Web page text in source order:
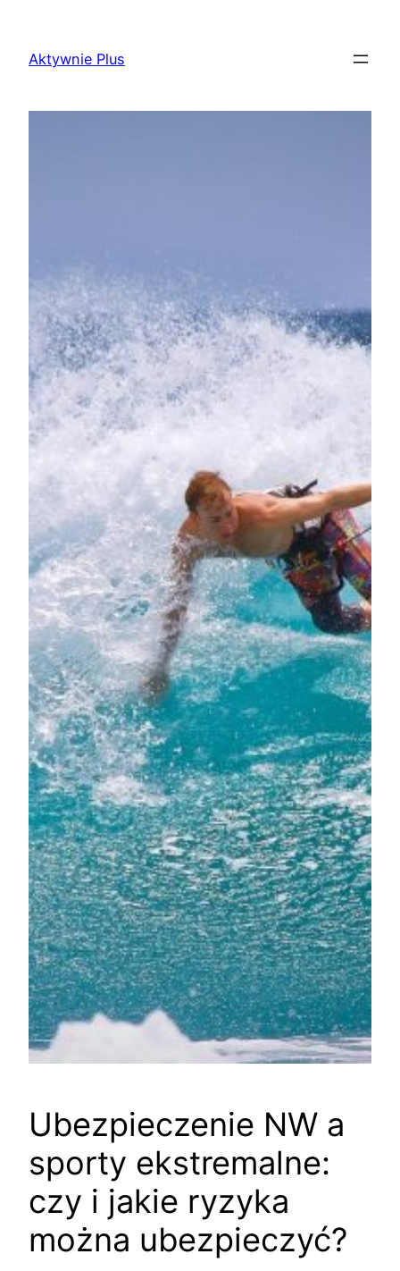
treściAktywnie Plus
Ubezpieczenie NW a
sporty ekstremalne:
czy i jakie ryzyka
można ubezpieczyć?